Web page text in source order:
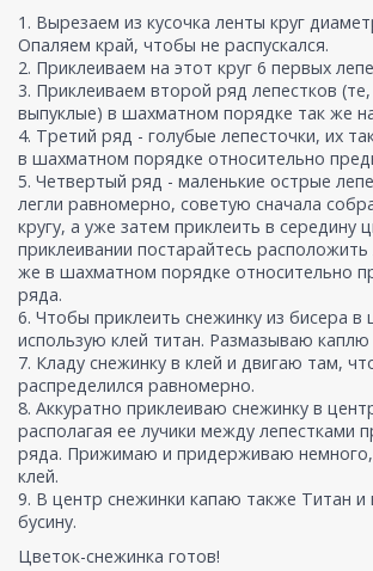
1. Вырезаем из кусочка ленты круг
Опаляем край, чтобы не распускался.
2. Приклеиваем на этот круг 6 первых
3. Приклеиваем второй ряд лепестков
выпуклые) в шахматном порядке так же
4. Третий ряд - голубые лепесточки, их
в шахматном порядке относительно
5. Четвертый ряд - маленькие острые
легли равномерно, советую сначала
кругу, а уже затем приклеить в середину
приклеивании постарайтесь расположить
же в шахматном порядке относительно
ряда.
6. Чтобы приклеить снежинку из бисера в
использую клей титан. Размазываю каплю
7. Кладу снежинку в клей и двигаю там,
распределился равномерно.
8. Аккуратно приклеиваю снежинку в
располагая ее лучики между лепестками
ряда. Прижимаю и придерживаю немного,
клей.
9. В центр снежинки капаю также Титан и
бусину.
Цветок-снежинка готов!